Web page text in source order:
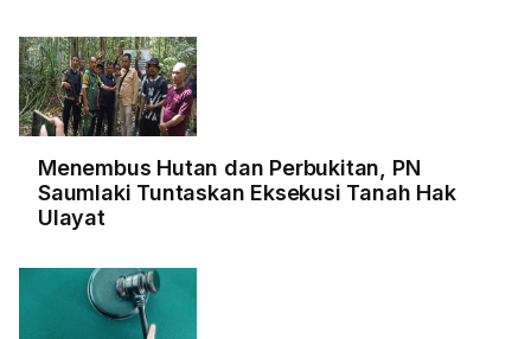
Menembus Hutan dan Perbukitan, PN
Saumlaki Tuntaskan Eksekusi Tanah Hak
Ulayat